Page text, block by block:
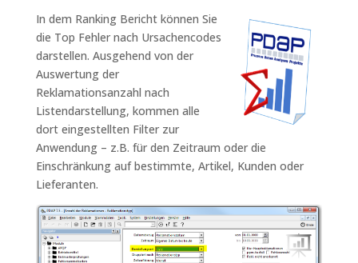
In dem Ranking Bericht können Sie
die Top Fehler nach Ursachencodes
darstellen. Ausgehend von der
Auswertung der
Reklamationsanzahl nach
Listendarstellung, kommen alle
dort eingestellten Filter zur
Anwendung – z.B. für den Zeitraum oder die
Einschränkung auf bestimmte, Artikel, Kunden oder
Lieferanten.